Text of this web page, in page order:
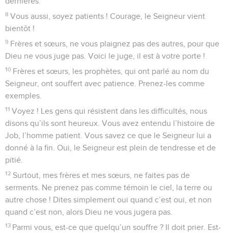
8 Vous aussi, soyez patients ! Courage, le Seigneur vient
bientôt !
9 Frères et sœurs, ne vous plaignez pas des autres, pour que
Dieu ne vous juge pas. Voici le juge, il est à votre porte !
10 Frères et sœurs, les prophètes, qui ont parlé au nom du
Seigneur, ont souffert avec patience. Prenez-les comme
exemples.
11 Voyez ! Les gens qui résistent dans les difficultés, nous
disons qu’ils sont heureux. Vous avez entendu l’histoire de
Job, l’homme patient. Vous savez ce que le Seigneur lui a
donné à la fin. Oui, le Seigneur est plein de tendresse et de
pitié.
12 Surtout, mes frères et mes sœurs, ne faites pas de
serments. Ne prenez pas comme témoin le ciel, la terre ou
autre chose ! Dites simplement oui quand c’est oui, et non
quand c’est non, alors Dieu ne vous jugera pas.
13 Parmi vous, est-ce que quelqu’un souffre ? Il doit prier. Est-